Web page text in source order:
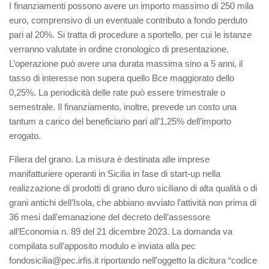
I finanziamenti possono avere un importo massimo di 250 mila
euro, comprensivo di un eventuale contributo a fondo perduto
pari al 20%. Si tratta di procedure a sportello, per cui le istanze
verranno valutate in ordine cronologico di presentazione.
L’operazione può avere una durata massima sino a 5 anni, il
tasso di interesse non supera quello Bce maggiorato dello
0,25%. La periodicità delle rate può essere trimestrale o
semestrale. Il finanziamento, inoltre, prevede un costo una
tantum a carico del beneficiario pari all’1,25% dell’importo
erogato.
Filiera del grano. La misura è destinata alle imprese
manifatturiere operanti in Sicilia in fase di start-up nella
realizzazione di prodotti di grano duro siciliano di alta qualità o di
grani antichi dell’Isola, che abbiano avviato l’attività non prima di
36 mesi dall’emanazione del decreto dell’assessore
all’Economia n. 89 del 21 dicembre 2023. La domanda va
compilata sull’apposito modulo e inviata alla pec
fondosicilia@pec.irfis.it riportando nell’oggetto la dicitura “codice